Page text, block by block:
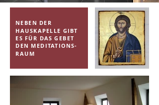
NEBEN DER
HAUSKAPELLE GIBT
ES FÜR DAS GEBET
DEN MEDITATIONS-
RAUM